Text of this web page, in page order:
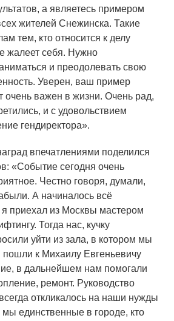
физике высоких
техническая
УСЛУГИ
образование и
обучение)
продукции
энергетики
а являетесь примером
жителей Снежинска. Такие
тем, кто относится к делу
жалеет себя. Нужно
и преодолевать свою
Уверен, ваш пример
очень важен в жизни. Очень рад,
и с удовольствием
гендиректора».
впечатлениями поделился
«Событие сегодня очень
Честно говоря, думали,
А начиналось всё
я приехал из Москвы мастером
Тогда нас, кучку
уйти из зала, в котором мы
к Михаилу Евгеньевичу
в дальнейшем нам помогали
ремонт. Руководство
откликалось на наши нужды
единственные в городе, кто